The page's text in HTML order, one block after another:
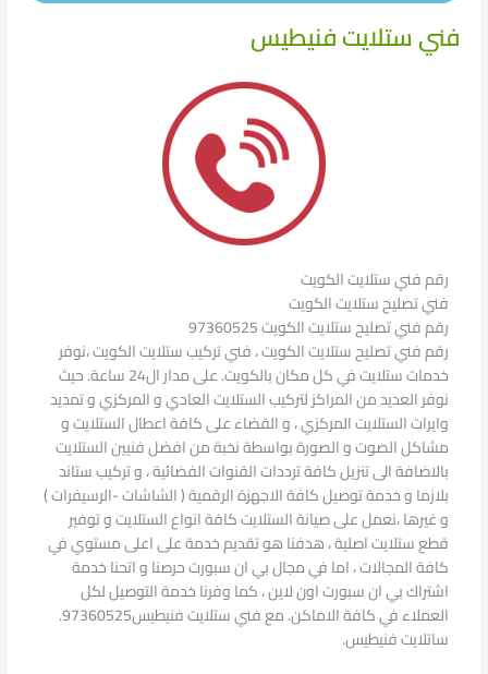
فني ستلايت فنيطيس
رقم فني ستلايت الكويت
فني تصليح ستلايت الكويت
رقم فني تصليح ستلايت الكويت 97360525
رقم فني تصليح ستلايت الكويت ، فني تركيب ستلايت الكويت ،نوفر
خدمات ستلايت في كل مكان بالكويت. على مدار ال24 ساعة. حيث
نوفر العديد من المراكز لتركيب الستلايت العادي و المركزي و تمديد
وايرات الستلايت المركزي ، و القضاء على كافة اعطال الستلايت و
مشاكل الصوت و الصورة بواسطة نخبة من افضل فنيين الستلايت
بالاضافة الى تنزيل كافة ترددات القنوات الفضائية ، و تركيب ستاند
بلازما و خدمة توصيل كافة الاجهزة الرقمية ( الشاشات -الرسيفرات )
و غيرها ،نعمل على صيانة الستلايت كافة انواع الستلايت و توفير
قطع ستلايت اصلية ، هدفنا هو تقديم خدمة على اعلى مستوي في
كافة المجالات ، اما في مجال بي ان سبورت حرصنا و اتحنا خدمة
اشتراك بي ان سبورت اون لاين ، كما وفرنا خدمة التوصيل لكل
العملاء في كافة الاماكن. مع فني ستلايت فنيطيس97360525.
ساتلايت فنيطيس.